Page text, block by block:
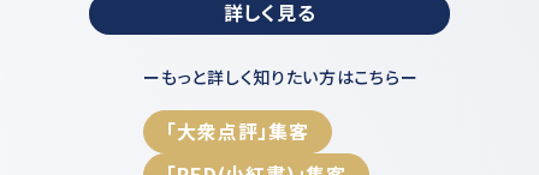
詳しく見る
ーもっと詳しく知りたい方はこちらー
「大衆点評」集客